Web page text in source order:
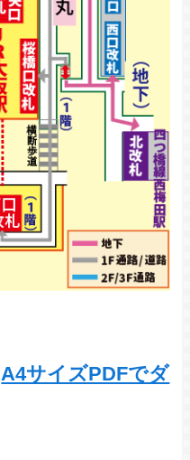
A4サイズPDFでダ